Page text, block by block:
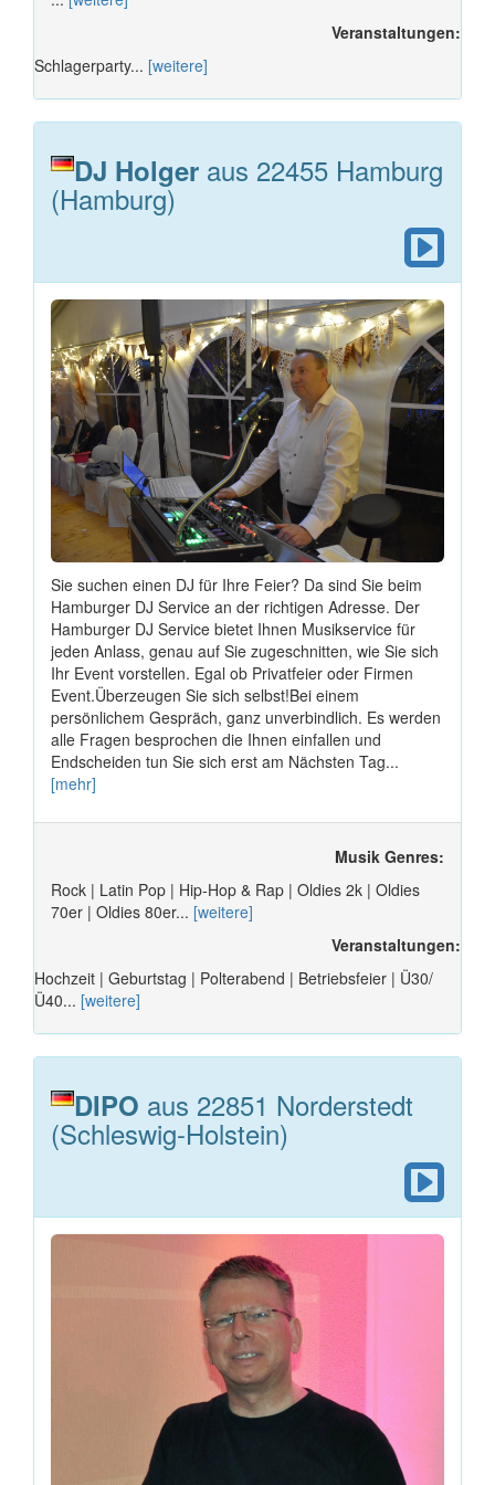
Veranstaltungen:
Schlagerparty... [weitere]
DJ Holger aus 22455 Hamburg
(Hamburg)
Sie suchen einen DJ für Ihre Feier? Da sind Sie beim
Hamburger DJ Service an der richtigen Adresse. Der
Hamburger DJ Service bietet Ihnen Musikservice für
jeden Anlass, genau auf Sie zugeschnitten, wie Sie sich
Ihr Event vorstellen. Egal ob Privatfeier oder Firmen
Event.Überzeugen Sie sich selbst!Bei einem
persönlichem Gespräch, ganz unverbindlich. Es werden
alle Fragen besprochen die Ihnen einfallen und
Endscheiden tun Sie sich erst am Nächsten Tag...
[mehr]
Musik Genres:
Rock | Latin Pop | Hip-Hop & Rap | Oldies 2k | Oldies
70er | Oldies 80er... [weitere]
Veranstaltungen:
Hochzeit | Geburtstag | Polterabend | Betriebsfeier | Ü30/
Ü40... [weitere]
DIPO aus 22851 Norderstedt
(Schleswig-Holstein)